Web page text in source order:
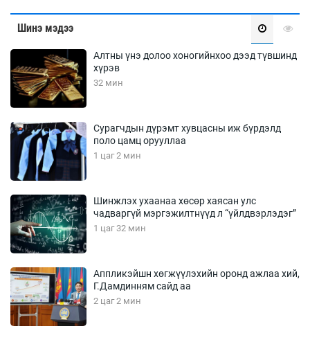
Шинэ мэдээ
Алтны үнэ долоо хоногийнхоо дээд түвшинд
хүрэв
32 мин
Сурагчдын дүрэмт хувцасны иж бүрдэлд
поло цамц орууллаа
1 цаг 2 мин
Шинжлэх ухаанаа хөсөр хаясан улс
чадваргүй мэргэжилтнүүд л “үйлдвэрлэдэг”
1 цаг 32 мин
Аппликэйшн хөгжүүлэхийн оронд ажлаа хий,
Г.Дамдинням сайд аа
2 цаг 2 мин